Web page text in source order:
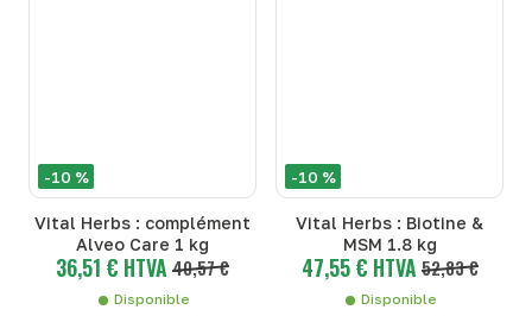
-10 %
Vital Herbs : complément
Alveo Care 1 kg
36,51 € HTVA 40,57 €
Disponible
-10 %
Vital Herbs : Biotine &
MSM 1.8 kg
47,55 € HTVA 52,83 €
Disponible